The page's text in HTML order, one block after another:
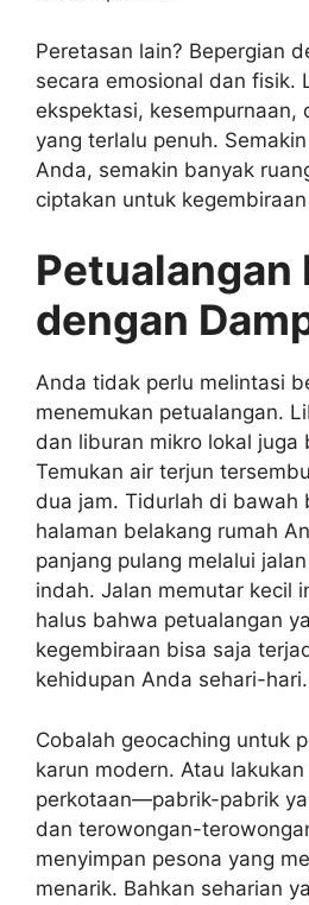
Peretasan lain? Bepergian
secara emosional dan fisik.
ekspektasi, kesempurnaan,
yang terlalu penuh.
Anda, semakin banyak
ciptakan untuk
Petualangan
dengan
Anda tidak perlu melintasi
menemukan petualangan.
dan liburan mikro lokal juga
Temukan air terjun
dua jam. Tidurlah di bawah
halaman belakang rumah
panjang pulang melalui
indah. Jalan memutar kecil
halus bahwa petualangan
kegembiraan bisa saja
kehidupan Anda sehari-hari.
Cobalah geocaching untuk
karun modern. Atau
perkotaan—pabrik-pabrik
dan terowongan-
menyimpan pesona yang
menarik. Bahkan seharian